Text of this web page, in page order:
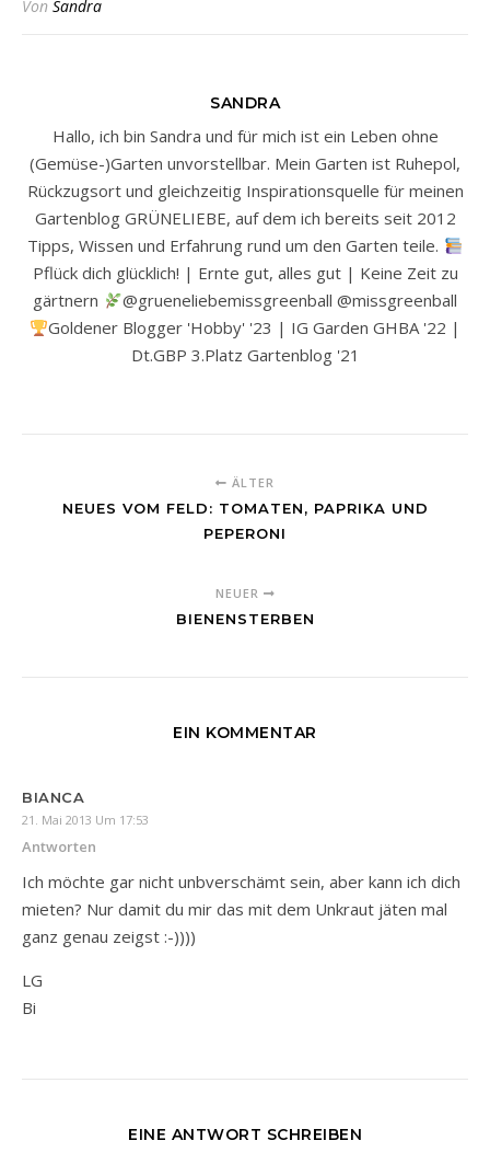
Von Sandra
SANDRA
Hallo, ich bin Sandra und für mich ist ein Leben ohne
(Gemüse-)Garten unvorstellbar. Mein Garten ist Ruhepol,
Rückzugsort und gleichzeitig Inspirationsquelle für meinen
Gartenblog GRÜNELIEBE, auf dem ich bereits seit 2012
Tipps, Wissen und Erfahrung rund um den Garten teile.
Pflück dich glücklich! | Ernte gut, alles gut | Keine Zeit zu
gärtnern
@grueneliebemissgreenball @missgreenball
Goldener Blogger 'Hobby' '23 | IG Garden GHBA '22 |
Dt.GBP 3.Platz Gartenblog '21
ÄLTER
NEUES VOM FELD: TOMATEN, PAPRIKA UND
PEPERONI
NEUER
BIENENSTERBEN
EIN KOMMENTAR
BIANCA
21. Mai 2013 Um 17:53
Antworten
Ich möchte gar nicht unbverschämt sein, aber kann ich dich
mieten? Nur damit du mir das mit dem Unkraut jäten mal
ganz genau zeigst :-))))
LG
Bi
EINE ANTWORT SCHREIBEN